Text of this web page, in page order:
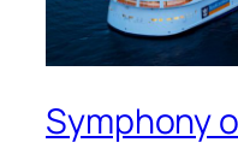
Symphony